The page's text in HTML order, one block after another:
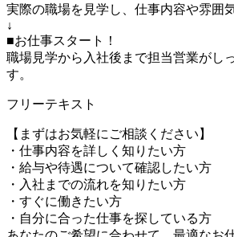
実際の職場を見学し、仕事内容や雰囲
↓
■お仕事スタート！
職場見学から入社後まで担当営業がし
す。
フリーテキスト
【まずはお気軽にご相談ください】
・仕事内容を詳しく知りたい方
・給与や待遇について確認したい方
・入社までの流れを知りたい方
・すぐに働きたい方
・自分に合った仕事を探している方